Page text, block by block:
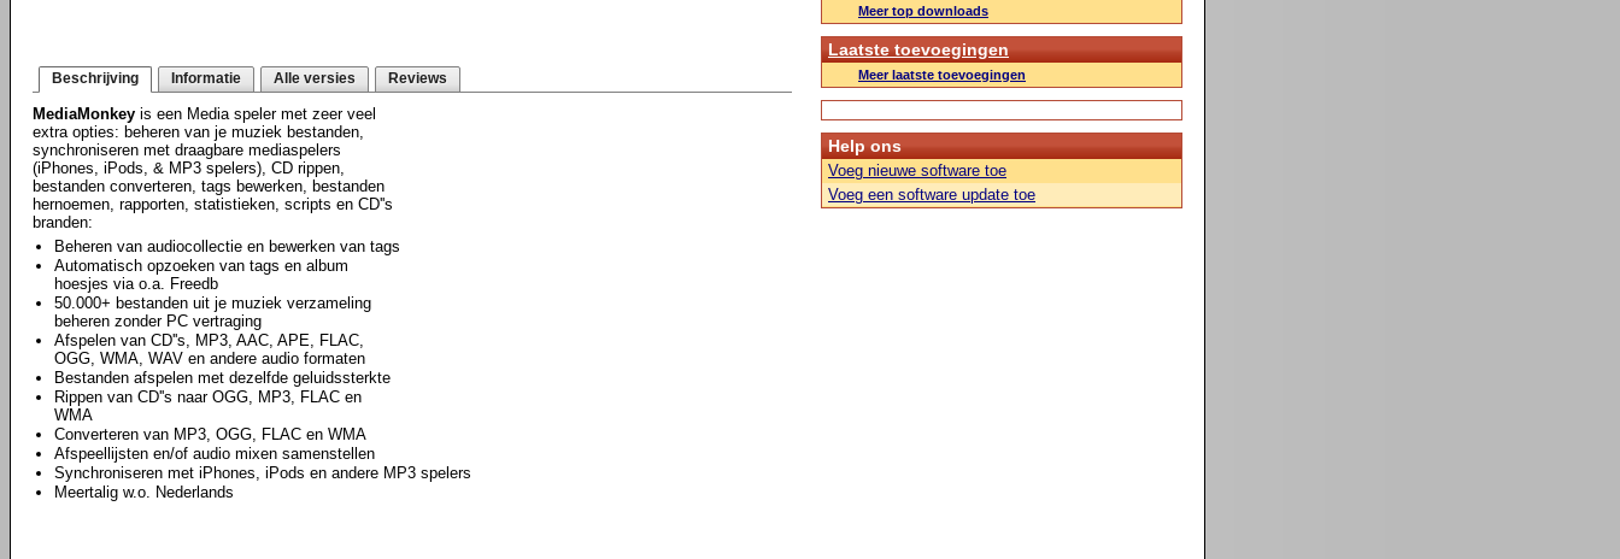
Beschrijving Informatie Alle versies Reviews
MediaMonkey is een Media speler met zeer veel
extra opties: beheren van je muziek bestanden,
synchroniseren met draagbare mediaspelers
(iPhones, iPods, & MP3 spelers), CD rippen,
bestanden converteren, tags bewerken, bestanden
hernoemen, rapporten, statistieken, scripts en CD''s
branden:
Beheren van audiocollectie en bewerken van tags
Automatisch opzoeken van tags en album
hoesjes via o.a. Freedb
50.000+ bestanden uit je muziek verzameling
beheren zonder PC vertraging
Afspelen van CD''s, MP3, AAC, APE, FLAC,
OGG, WMA, WAV en andere audio formaten
Bestanden afspelen met dezelfde geluidssterkte
Rippen van CD''s naar OGG, MP3, FLAC en
WMA
Converteren van MP3, OGG, FLAC en WMA
Afspeellijsten en/of audio mixen samenstellen
Synchroniseren met iPhones, iPods en andere MP3 spelers
Meertalig w.o. Nederlands
Meer top downloads
Laatste toevoegingen
Meer laatste toevoegingen
Help ons
Voeg nieuwe software toe
Voeg een software update toe